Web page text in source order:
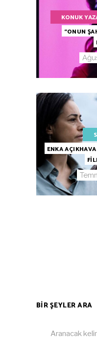
KONUK
“ONUN
ENKA
BİR ŞEYLER ARA